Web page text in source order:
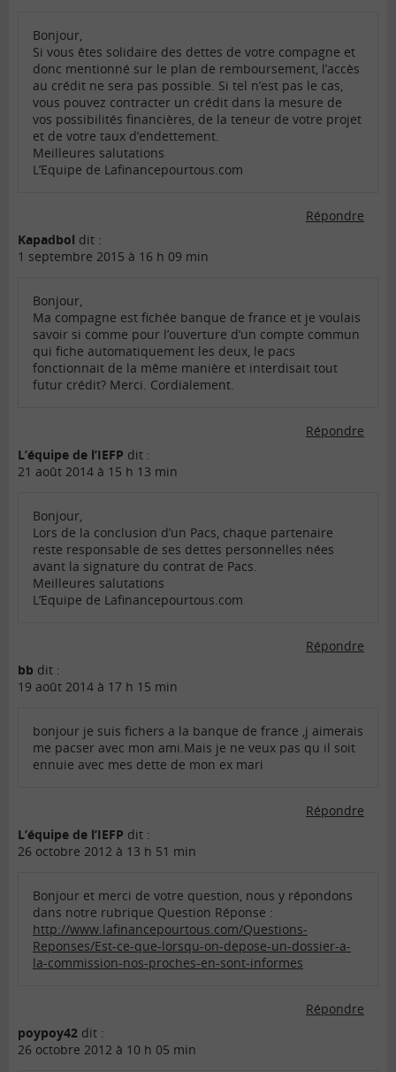
Bonjour,
Si vous êtes solidaire des dettes de votre compagne et
donc mentionné sur le plan de remboursement, l’accès
au crédit ne sera pas possible. Si tel n’est pas le cas,
vous pouvez contracter un crédit dans la mesure de
vos possibilités financières, de la teneur de votre projet
et de votre taux d’endettement.
Meilleures salutations
L’Equipe de Lafinancepourtous.com
Répondre
Kapadbol dit :
1 septembre 2015 à 16 h 09 min
Bonjour,
Ma compagne est fichée banque de france et je voulais
savoir si comme pour l’ouverture d’un compte commun
qui fiche automatiquement les deux, le pacs
fonctionnait de la même manière et interdisait tout
futur crédit? Merci. Cordialement.
Répondre
L’équipe de l’IEFP dit :
21 août 2014 à 15 h 13 min
Bonjour,
Lors de la conclusion d’un Pacs, chaque partenaire
reste responsable de ses dettes personnelles nées
avant la signature du contrat de Pacs.
Meilleures salutations
L’Equipe de Lafinancepourtous.com
Répondre
bb dit :
19 août 2014 à 17 h 15 min
bonjour je suis fichers a la banque de france ,j aimerais
me pacser avec mon ami.Mais je ne veux pas qu il soit
ennuie avec mes dette de mon ex mari
Répondre
L’équipe de l’IEFP dit :
26 octobre 2012 à 13 h 51 min
Bonjour et merci de votre question, nous y répondons
dans notre rubrique Question Réponse :
http://www.lafinancepourtous.com/Questions-
Reponses/Est-ce-que-lorsqu-on-depose-un-dossier-a-
la-commission-nos-proches-en-sont-informes
Répondre
poypoy42 dit :
26 octobre 2012 à 10 h 05 min